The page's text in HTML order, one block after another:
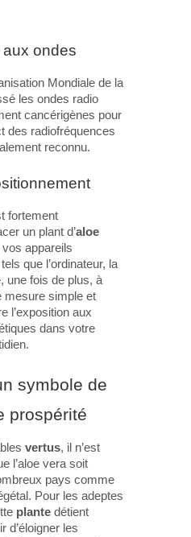
ondes
Mondiale de la
les ondes radio
cancérigènes pour
des radiofréquences
reconnu.
fortement
un plant d’aloe
appareils
que l’ordinateur, la
une fois de plus, à
mesure simple et
l’exposition aux
dans votre
symbole de
prospérité
vertus, il n’est
l’aloe vera soit
pays comme
Pour les adeptes
plante détient
d’éloigner les